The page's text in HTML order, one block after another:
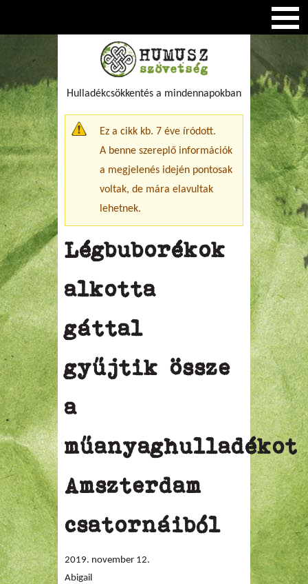
Hulladékcsökkentés a mindennapokban
Figyelmeztető üzenet
Ez a cikk kb. 7 éve íródott.
A benne szereplő információk
a megjelenés idején pontosak
voltak, de mára elavultak
lehetnek.
Légbuborékok
alkotta
gáttal
gyűjtik össze
a
műanyaghulladékot
Amszterdam
csatornáiból
2019. november 12.
Abigail